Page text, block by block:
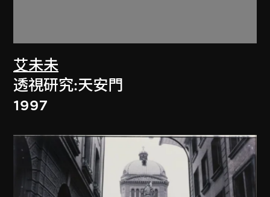
艾未未
透視研究:天安門
1997